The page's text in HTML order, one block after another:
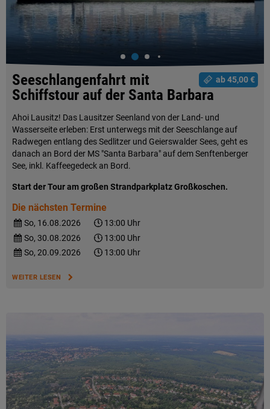
ab 45,00 €
Seeschlangenfahrt mit
Schiffstour auf der Santa Barbara
Ahoi Lausitz! Das Lausitzer Seenland von der Land- und
Wasserseite erleben: Erst unterwegs mit der Seeschlange auf
Radwegen entlang des Sedlitzer und Geierswalder Sees, geht es
danach an Bord der MS "Santa Barbara" auf dem Senftenberger
See, inkl. Kaffeegedeck an Bord.
Start der Tour am großen Strandparkplatz Großkoschen.
Die nächsten Termine
So, 16.08.2026
13:00 Uhr
So, 30.08.2026
13:00 Uhr
So, 20.09.2026
13:00 Uhr
WEITER LESEN